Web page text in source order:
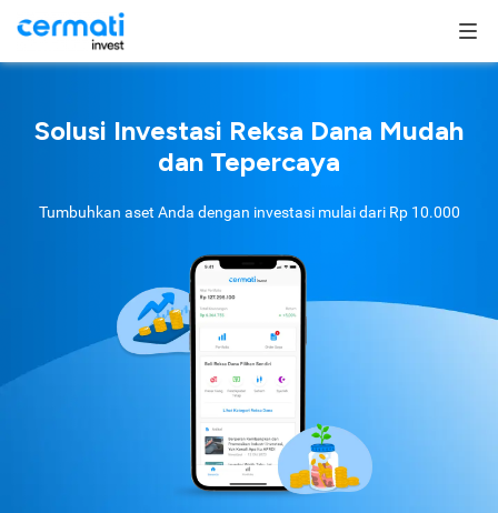
Solusi Investasi Reksa Dana Mudah
dan Tepercaya
Tumbuhkan aset Anda dengan investasi mulai dari Rp 10.000